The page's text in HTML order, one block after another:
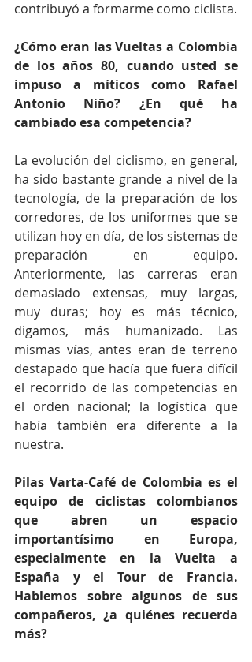
¿Cómo eran las Vueltas a Colombia
de los años 80, cuando usted se
impuso a míticos como Rafael
Antonio Niño? ¿En qué ha
cambiado esa competencia?
La evolución del ciclismo, en general,
ha sido bastante grande a nivel de la
tecnología, de la preparación de los
corredores, de los uniformes que se
utilizan hoy en día, de los sistemas de
preparación en equipo.
Anteriormente, las carreras eran
demasiado extensas, muy largas,
muy duras; hoy es más técnico,
digamos, más humanizado. Las
mismas vías, antes eran de terreno
destapado que hacía que fuera difícil
el recorrido de las competencias en
el orden nacional; la logística que
había también era diferente a la
nuestra.
Pilas Varta-Café de Colombia es el
equipo de ciclistas colombianos
que abren un espacio
importantísimo en Europa,
especialmente en la Vuelta a
España y el Tour de Francia.
Hablemos sobre algunos de sus
compañeros, ¿a quiénes recuerda
más?